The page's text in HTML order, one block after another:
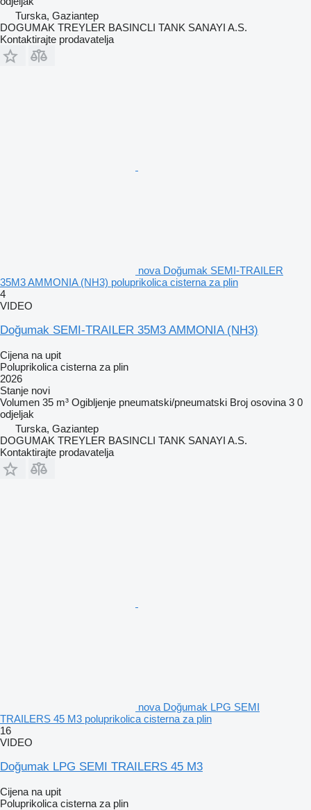
Turska, Gaziantep
DOGUMAK TREYLER BASINCLI TANK SANAYI A.S.
Kontaktirajte prodavatelja
nova Doğumak SEMI-TRAILER
35M3 AMMONIA (NH3) poluprikolica cisterna za plin
4
VIDEO
Doğumak SEMI-TRAILER 35M3 AMMONIA (NH3)
Cijena na upit
Poluprikolica cisterna za plin
2026
Stanje novi
Volumen 35 m³ Ogibljenje pneumatski/pneumatski Broj osovina 3 0
odjeljak
Turska, Gaziantep
DOGUMAK TREYLER BASINCLI TANK SANAYI A.S.
Kontaktirajte prodavatelja
nova Doğumak LPG SEMI
TRAILERS 45 M3 poluprikolica cisterna za plin
16
VIDEO
Doğumak LPG SEMI TRAILERS 45 M3
Cijena na upit
Poluprikolica cisterna za plin